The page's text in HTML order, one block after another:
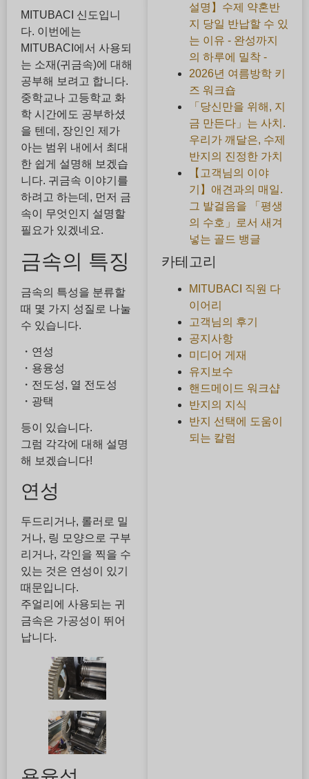
MITUBACI 신도입니
다. 이번에는
MITUBACI에서 사용되
는 소재(귀금속)에 대해
공부해 보려고 합니다.
중학교나 고등학교 화
학 시간에도 공부하셨
을 텐데, 장인인 제가
아는 범위 내에서 최대
한 쉽게 설명해 보겠습
니다. 귀금속 이야기를
하려고 하는데, 먼저 금
속이 무엇인지 설명할
필요가 있겠네요.
금속의 특징
금속의 특성을 분류할
때 몇 가지 성질로 나눌
수 있습니다.
・연성
・용융성
・전도성, 열 전도성
・광택
등이 있습니다.
그럼 각각에 대해 설명
해 보겠습니다!
연성
두드리거나, 롤러로 밀
거나, 링 모양으로 구부
리거나, 각인을 찍을 수
있는 것은 연성이 있기
때문입니다.
주얼리에 사용되는 귀
금속은 가공성이 뛰어
납니다.
설명】수제 약혼반
지 당일 반납할 수 있
는 이유 - 완성까지
의 하루에 밀착 -
2026년 여름방학 키
즈 워크숍
「당신만을 위해, 지
금 만든다」는 사치.
우리가 깨달은, 수제
반지의 진정한 가치
【고객님의 이야
기】애견과의 매일.
그 발걸음을 「평생
의 수호」로서 새겨
넣는 골드 뱅글
카테고리
MITUBACI 직원 다
이어리
고객님의 후기
공지사항
미디어 게재
유지보수
핸드메이드 워크샵
반지의 지식
반지 선택에 도움이
되는 칼럼